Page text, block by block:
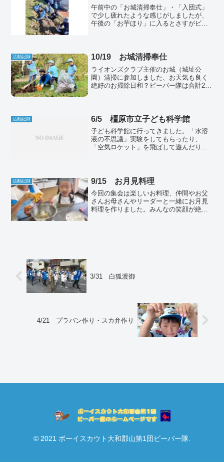
午前中の「お城清掃奉仕」・「入団式」
で少し疲れたような感じがしましたが、
午後の「お芋ほり」に入るとさすがビー
活動記録 10/19 お城清掃奉仕
ライオンズクラブ主催のお城（城址公
園）清掃に参加しました、お天気も良く
絶好のお掃除日和？ビーバー隊は合計28
イオンズクラブの皆さんがReadMore...
活動記録 6/5 橿原市立子ども科学館
子ども科学館に行ってきました。「水溶
液の不思議」実験をしてもらったり、
「空気ロケット」を飛ばして遊んだり、
活動記録 9/15 お月見料理
今回の集会は楽しいお料理、仲間やお父
さんお母さんやリーダーと一緒にお月見
料理を作りました。みんなの笑顔が絶え
3/31 白狐渡御
4/21 プラバン作り・スカ弁作り
© 2021 ボーイスカウト大和郡山第1団ビーバー隊.